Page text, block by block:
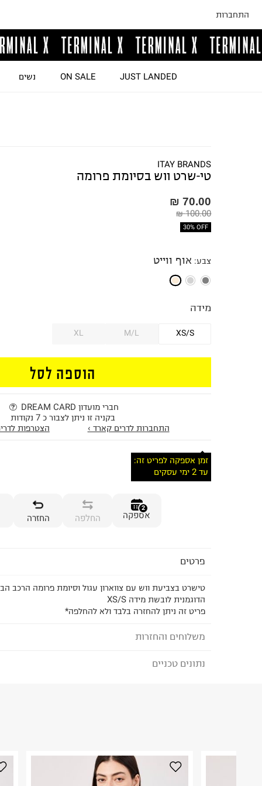
התחברות
JUST LANDED
ON SALE נשים
ITAY BRANDS
טי-שרט ווש בסיומת פרומה
70.00 ₪
100.00 ₪
30% OFF
צבע: אוף ווייט
מידה
XS/S
M/L
XL
הוספה לסל
חברי מועדון DREAM CARD
בקניה זו ניתן לצבור כ 7 נקודות
התחברות לדרים קארד ›
הצטרפות
זמן אספקה לפריט זה:
עד 2 ימי עסקים
2
אספקה החלפה החזרה
פרטים
הדוגמנית לובשת מידה XS/S
פריט זה ניתן להחזרה בלבד ולא להחלפה*
משלוחים והחזרות
לבחירת בשיטת המשלוח המתאימה לכם,
לפני החזרת החבילה, חשוב להדביק את מדבקת
נתונים טכניים